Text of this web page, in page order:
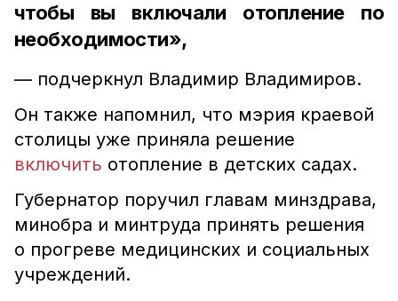
чтобы вы включали отопление по
необходимости»,
— подчеркнул Владимир Владимиров.
Он также напомнил, что мэрия краевой
столицы уже приняла решение
включить отопление в детских садах.
Губернатор поручил главам минздрава,
минобра и минтруда принять решения
о прогреве медицинских и социальных
учреждений.